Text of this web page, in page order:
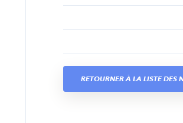
RETOURNER À LA LISTE DES